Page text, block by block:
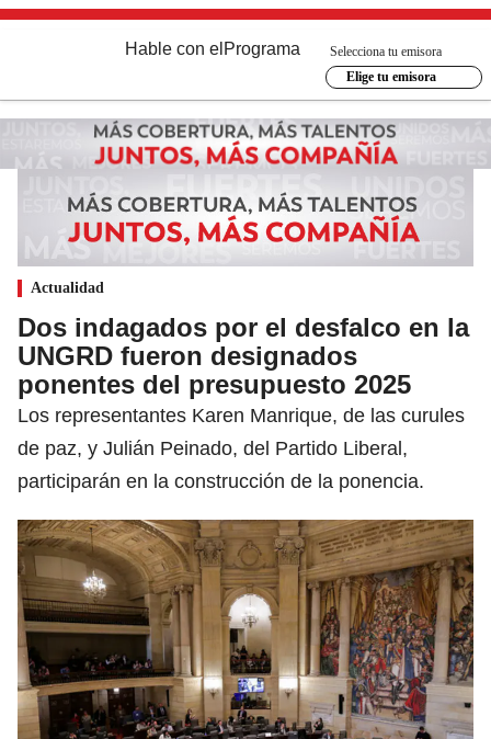
Hable con el Programa
Selecciona tu emisora
Elige tu emisora
Actualidad
Dos indagados por el desfalco en la
UNGRD fueron designados
ponentes del presupuesto 2025
Los representantes Karen Manrique, de las curules
de paz, y Julián Peinado, del Partido Liberal,
participarán en la construcción de la ponencia.